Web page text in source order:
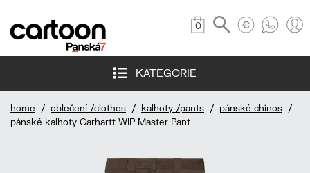
0
KATEGORIE
home / oblečení /clothes / kalhoty /pants / pánské chinos /
pánské kalhoty Carhartt WIP Master Pant